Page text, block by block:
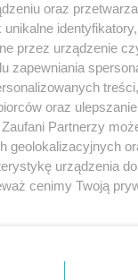
prywatności regulamin
Kontakt
Wydawca
Redakcja
oraz
przez urządzenie
zapewniania
oraz
Partnerzy
geolokalizacyjnych
urządzenia
cenimy Twoją
się w lewym